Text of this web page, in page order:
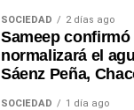
SOCIEDAD 2 días ago
Sameep
normalizará el
Sáenz Peña,
SOCIEDAD 1 día ago